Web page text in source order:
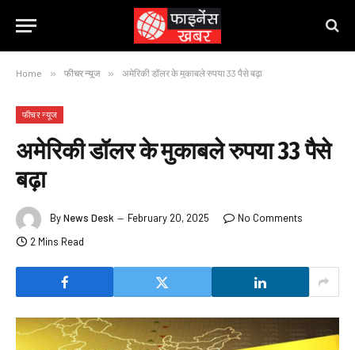
Home » फीचर न्यूज » अमेरिकी डॉलर के मुकाबले रुपया 33 पैसे बढ़ा
फीचर न्यूज
अमेरिकी डॉलर के मुकाबले रुपया 33 पैसे
बढ़ा
ByNews Desk February 20, 2025
No Comments
2 Mins Read